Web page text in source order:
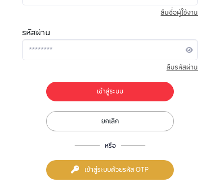
ลืมชื่อผู้ใช้งาน
รหัสผ่าน
ลืมรหัสผ่าน
เข้าสู่ระบบ
ยกเลิก
หรือ
เข้าสู่ระบบด้วยรหัส OTP